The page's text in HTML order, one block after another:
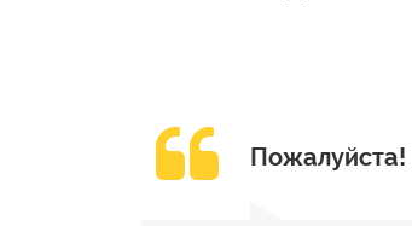
Пожалуйста!